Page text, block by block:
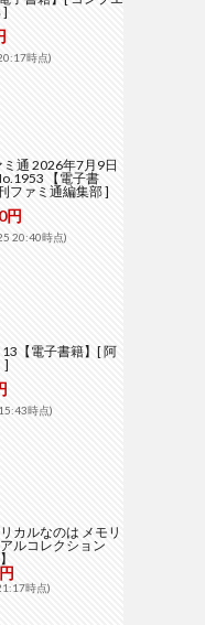
]
時点)
通 2026年7月9日
【電子書
ファミ通編集部 ]
円
20:40時点)
【電子書籍】[ 阿
]
時点)
カルなのは メモリ
ルコレクション
時点)